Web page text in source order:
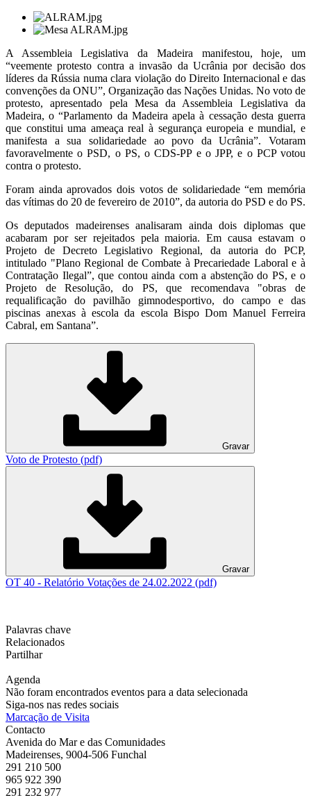
A Assembleia Legislativa da Madeira manifestou, hoje, um
“veemente protesto contra a invasão da Ucrânia por decisão dos
líderes da Rússia numa clara violação do Direito Internacional e das
convenções da ONU”, Organização das Nações Unidas. No voto de
protesto, apresentado pela Mesa da Assembleia Legislativa da
Madeira, o “Parlamento da Madeira apela à cessação desta guerra
que constitui uma ameaça real à segurança europeia e mundial, e
manifesta a sua solidariedade ao povo da Ucrânia”. Votaram
favoravelmente o PSD, o PS, o CDS-PP e o JPP, e o PCP votou
contra o protesto.
Foram ainda aprovados dois votos de solidariedade “em memória
das vítimas do 20 de fevereiro de 2010”, da autoria do PSD e do PS.
Os deputados madeirenses analisaram ainda dois diplomas que
acabaram por ser rejeitados pela maioria. Em causa estavam o
Projeto de Decreto Legislativo Regional, da autoria do PCP,
intitulado "Plano Regional de Combate à Precariedade Laboral e à
Contratação Ilegal”, que contou ainda com a abstenção do PS, e o
Projeto de Resolução, do PS, que recomendava "obras de
requalificação do pavilhão gimnodesportivo, do campo e das
piscinas anexas à escola da escola Bispo Dom Manuel Ferreira
Cabral, em Santana”.
Gravar
Voto de Protesto (pdf)
Gravar
OT 40 - Relatório Votações de 24.02.2022 (pdf)
Palavras chave
Relacionados
Partilhar
Agenda
Não foram encontrados eventos para a data selecionada
Siga-nos nas redes sociais
Marcação de Visita
Contacto
Avenida do Mar e das Comunidades
Madeirenses, 9004-506 Funchal
291 210 500
965 922 390
291 232 977